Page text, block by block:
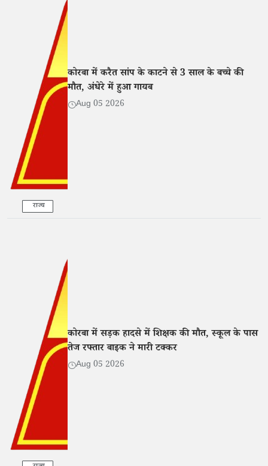
राज्य
कोरबा में करैत सांप के काटने से 3 साल के बच्चे की
मौत, अंधेरे में हुआ गायब
Aug 05 2026
कोरबा में सड़क हादसे में शिक्षक की मौत, स्कूल के पास
तेज रफ्तार बाइक ने मारी टक्कर
Aug 05 2026